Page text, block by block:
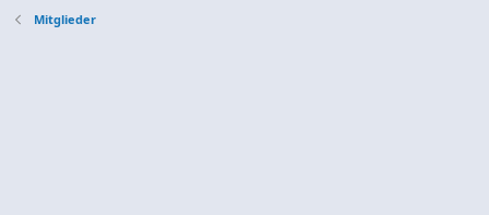
Mitglieder